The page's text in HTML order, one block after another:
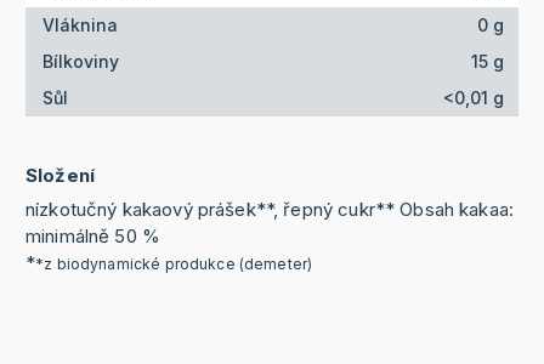
Vláknina
0 g
Bílkoviny
15 g
Sůl
<0,01 g
Složení
nízkotučný kakaový prášek**, řepný cukr** Obsah kakaa:
minimálně 50 %
**z biodynamické produkce (demeter)